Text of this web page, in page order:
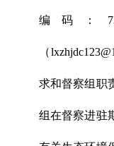
编码：
（
求和督察组职
组在督察进驻